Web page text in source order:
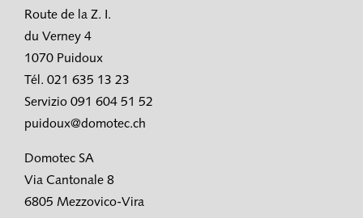
Route de la Z. I.
du Verney 4
1070 Puidoux
Tél. 021 635 13 23
Servizio 091 604 51 52
puidoux@domotec.ch
Domotec SA
Via Cantonale 8
6805 Mezzovico-Vira